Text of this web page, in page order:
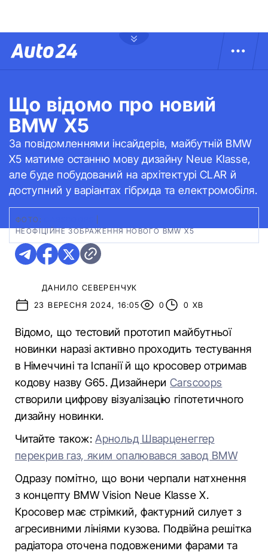
Що відомо про новий
BMW X5
За повідомленнями інсайдерів, майбутній BMW
X5 матиме останню мову дизайну Neue Klasse,
але буде побудований на архітектурі CLAR й
доступний у варіантах гібрида та електромобіля.
ФОТО:
НЕОФІЦІЙНЕ ЗОБРАЖЕННЯ НОВОГО BMW X5
ДАНИЛО СЕВЕРЕНЧУК
23 ВЕРЕСНЯ 2024, 16:05
0 0 ХВ
Відомо, що тестовий прототип майбутньої
новинки наразі активно проходить тестування
в Німеччині та Іспанії й що кросовер отримав
кодову назву G65. ДизайнериCarscoops
створили цифрову візуалізацію гіпотетичного
дизайну новинки.
Читайте також:Арнольд Шварценеггер
перекрив газ, яким опалювався завод BMW
Одразу помітно, що вони черпали натхнення
з концепту BMW Vision Neue Klasse X.
Кросовер має стрімкий, фактурний силует з
агресивними лініями кузова. Подвійна решітка
радіатора оточена подовженими фарами та